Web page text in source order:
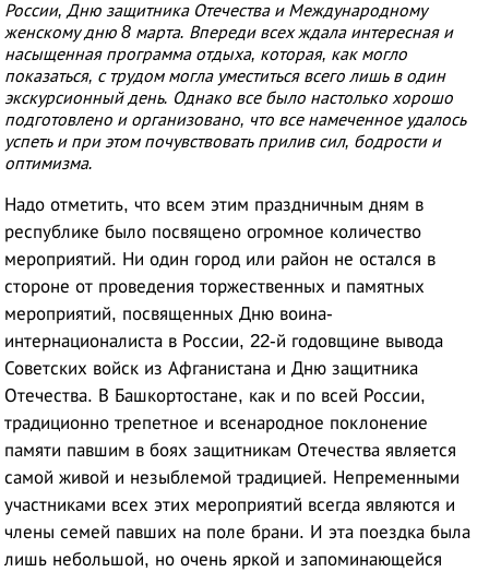
России, Дню защитника Отечества и Международному
женскому дню 8 марта. Впереди всех ждала интересная и
насыщенная программа отдыха, которая, как могло
показаться, с трудом могла уместиться всего лишь в один
экскурсионный день. Однако все было настолько хорошо
подготовлено и организовано, что все намеченное удалось
успеть и при этом почувствовать прилив сил, бодрости и
оптимизма.
Надо отметить, что всем этим праздничным дням в
республике было посвящено огромное количество
мероприятий. Ни один город или район не остался в
стороне от проведения торжественных и памятных
мероприятий, посвященных Дню воина-
интернационалиста в России, 22-й годовщине вывода
Советских войск из Афганистана и Дню защитника
Отечества. В Башкортостане, как и по всей России,
традиционно трепетное и всенародное поклонение
памяти павшим в боях защитникам Отечества является
самой живой и незыблемой традицией. Непременными
участниками всех этих мероприятий всегда являются и
члены семей павших на поле брани. И эта поездка была
лишь небольшой, но очень яркой и запоминающейся